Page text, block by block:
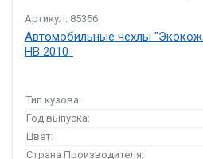
Артикул: 85356
Автомобильные чехлы
HB 2010-
Тип кузова:
Год выпуска:
Цвет:
Страна Производителя: